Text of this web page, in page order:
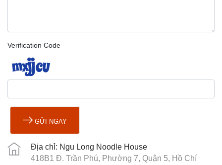
Verification Code
GỬI NGAY
Địa chỉ: Ngu Long Noodle House
418B1 Đ. Trần Phú, Phường 7, Quận 5, Hồ Chí